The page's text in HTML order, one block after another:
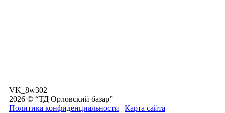
VK_8w302
2026 © “ТД Орловский базар”
Политика конфиденциальности | Карта сайта